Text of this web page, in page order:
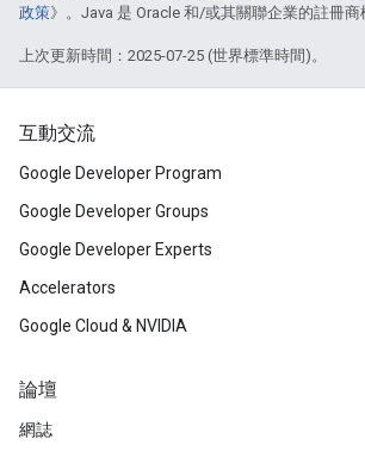
政策》。Java 是 Oracle 和/或其關聯企業的註冊商
上次更新時間：2025-07-25 (世界標準時間)。
互動交流
Google Developer Program
Google Developer Groups
Google Developer Experts
Accelerators
Google Cloud & NVIDIA
論壇
網誌